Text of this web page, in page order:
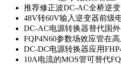
推荐修正波DC-AC全桥逆
48V转60V输入逆变器前级
DC-AC电源转换器替代国
FQP4N60参数场效应管在
DC-DC电源转换器应用
10A电流的MOS管可替代